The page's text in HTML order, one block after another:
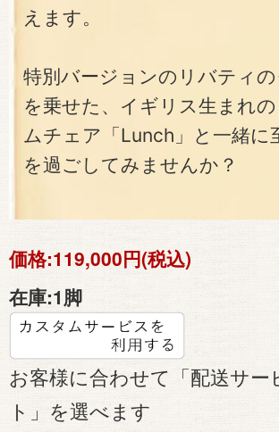
えます。
特別バージョンのリバティ
を乗せた、イギリス生まれ
ムチェア「Lunch」と一緒に
を過ごしてみませんか？
価格:119,000円(税込)
在庫:1脚
お客様に合わせて「配送サー
ト」を選べます